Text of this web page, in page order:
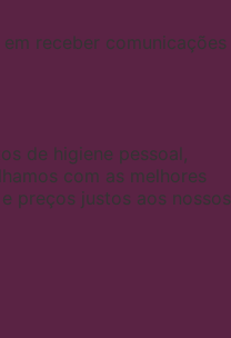
receber comunicações
de higiene pessoal,
com as melhores
preços justos aos nossos